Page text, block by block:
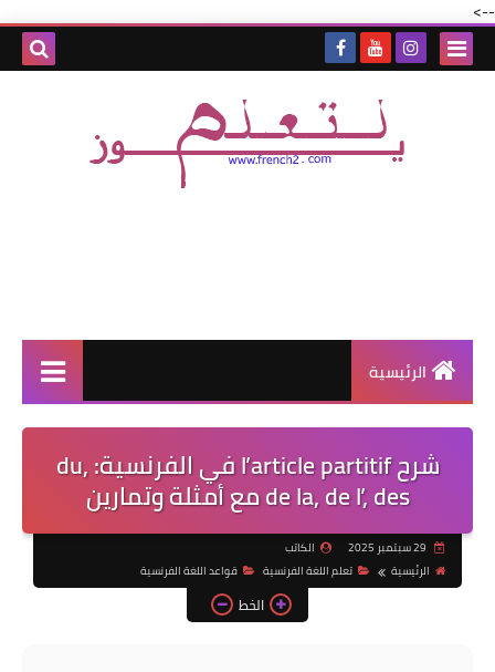
-->
الرئيسية
شرح l’article partitif في الفرنسية: du,
de la, de l’, des مع أمثلة وتمارين
الكاتب
الرئيسية
تعلم اللغة الفرنسية قواعد اللغة الفرنسية
الخط